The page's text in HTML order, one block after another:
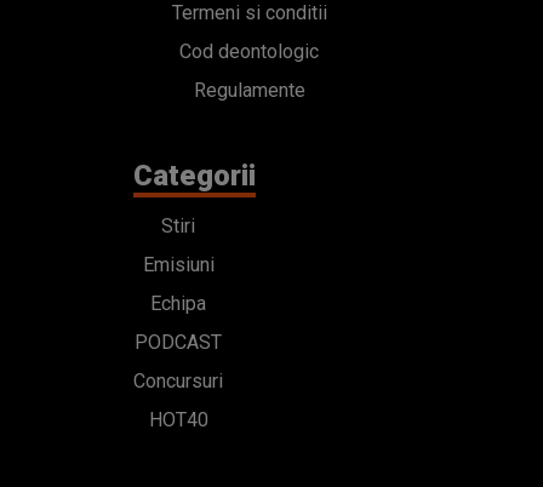
Termeni si conditii
Cod deontologic
Regulamente
Categorii
Stiri
Emisiuni
Echipa
PODCAST
Concursuri
HOT40